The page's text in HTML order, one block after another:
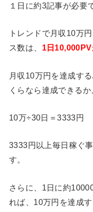
１日に約3記事が必要
トレンドで月収10万
ス数は、 1日
月収10万円を達成す
くらなら達成できるか
10万÷30日＝3333円
3333円以上毎日稼ぐ
す。
さらに、1日に約
れば、10万円を達成